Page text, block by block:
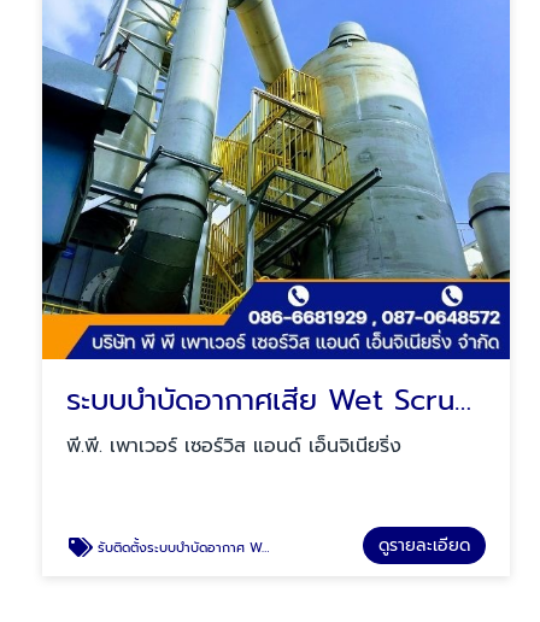
ระบบบำบัดอากาศเสีย Wet Scrubber
พี.พี. เพาเวอร์ เซอร์วิส แอนด์ เอ็นจิเนียริ่ง
รับติดตั้งระบบบำบัดอากาศ Wet Scrubber ดูรายละเอียด